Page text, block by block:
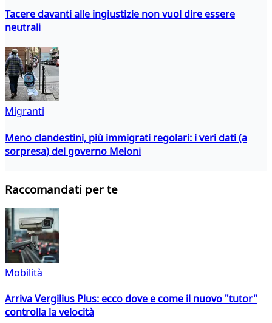
Tacere davanti alle ingiustizie non vuol dire essere
neutrali
Migranti
Meno clandestini, più immigrati regolari: i veri dati (a
sorpresa) del governo Meloni
Raccomandati per te
Mobilità
Arriva Vergilius Plus: ecco dove e come il nuovo "tutor"
controlla la velocità